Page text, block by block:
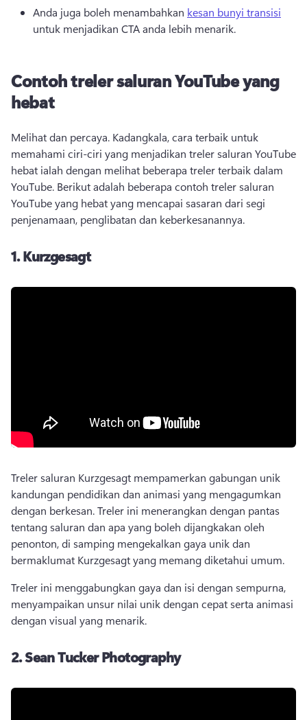
Anda juga boleh menambahkan kesan bunyi transisi
untuk menjadikan CTA anda lebih menarik.
Contoh treler saluran YouTube yang
hebat
Melihat dan percaya. Kadangkala, cara terbaik untuk
memahami ciri-ciri yang menjadikan treler saluran YouTube
hebat ialah dengan melihat beberapa treler terbaik dalam
YouTube. Berikut adalah beberapa contoh treler saluran
YouTube yang hebat yang mencapai sasaran dari segi
penjenamaan, penglibatan dan keberkesanannya.
1.Kurzgesagt
Treler saluran Kurzgesagt mempamerkan gabungan unik
kandungan pendidikan dan animasi yang mengagumkan
dengan berkesan. Treler ini menerangkan dengan pantas
tentang saluran dan apa yang boleh dijangkakan oleh
penonton, di samping mengekalkan gaya unik dan
bermaklumat Kurzgesagt yang memang diketahui umum.
Treler ini menggabungkan gaya dan isi dengan sempurna,
menyampaikan unsur nilai unik dengan cepat serta animasi
dengan visual yang menarik.
2.Sean Tucker Photography